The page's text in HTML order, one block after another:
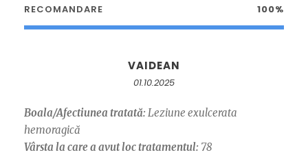
RECOMANDARE 100%
VAIDEAN
01.10.2025
Boala/Afectiunea tratată: Leziune exulcerata
hemoragică
Vârsta la care a avut loc tratamentul: 78